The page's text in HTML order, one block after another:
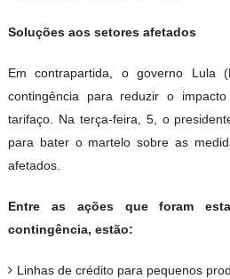
Soluções aos setores afetados
Em contrapartida, o governo Lula
contingência para reduzir o
tarifaço. Na terça-feira, 5, o
para bater o martelo sobre as
afetados.
Entre as ações que foram
contingência, estão:
Linhas de crédito para pequenos